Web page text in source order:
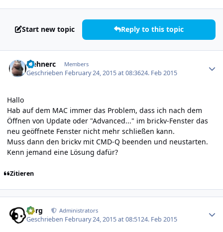
Start new topic Reply to this topic
wehnerc Members
Geschrieben February 24, 2015 at 08:3624. Feb 2015
Hallo
Hab auf dem MAC immer das Problem, dass ich nach dem
Öffnen von Update oder "Advanced..." im brickv-Fenster das
neu geöffnete Fenster nicht mehr schließen kann.
Muss dann den brickv mit CMD-Q beenden und neustarten.
Kenn jemand eine Lösung dafür?
Zitieren
borg Administrators
Geschrieben February 24, 2015 at 08:5124. Feb 2015